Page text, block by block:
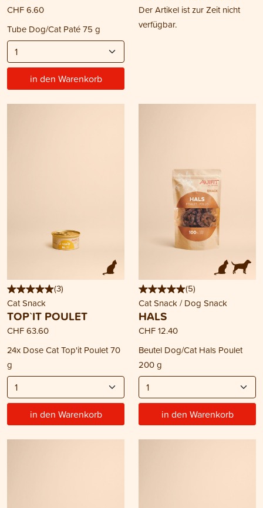
CHF 6.60
Tube Dog/Cat Paté 75 g
in den Warenkorb
Der Artikel ist zur Zeit nicht
verfügbar.
(3)
Cat Snack
TOP`IT POULET
CHF 63.60
24x Dose Cat Top'it Poulet 70
g
in den Warenkorb
(5)
Cat Snack / Dog Snack
HALS
CHF 12.40
Beutel Dog/Cat Hals Poulet
200 g
in den Warenkorb